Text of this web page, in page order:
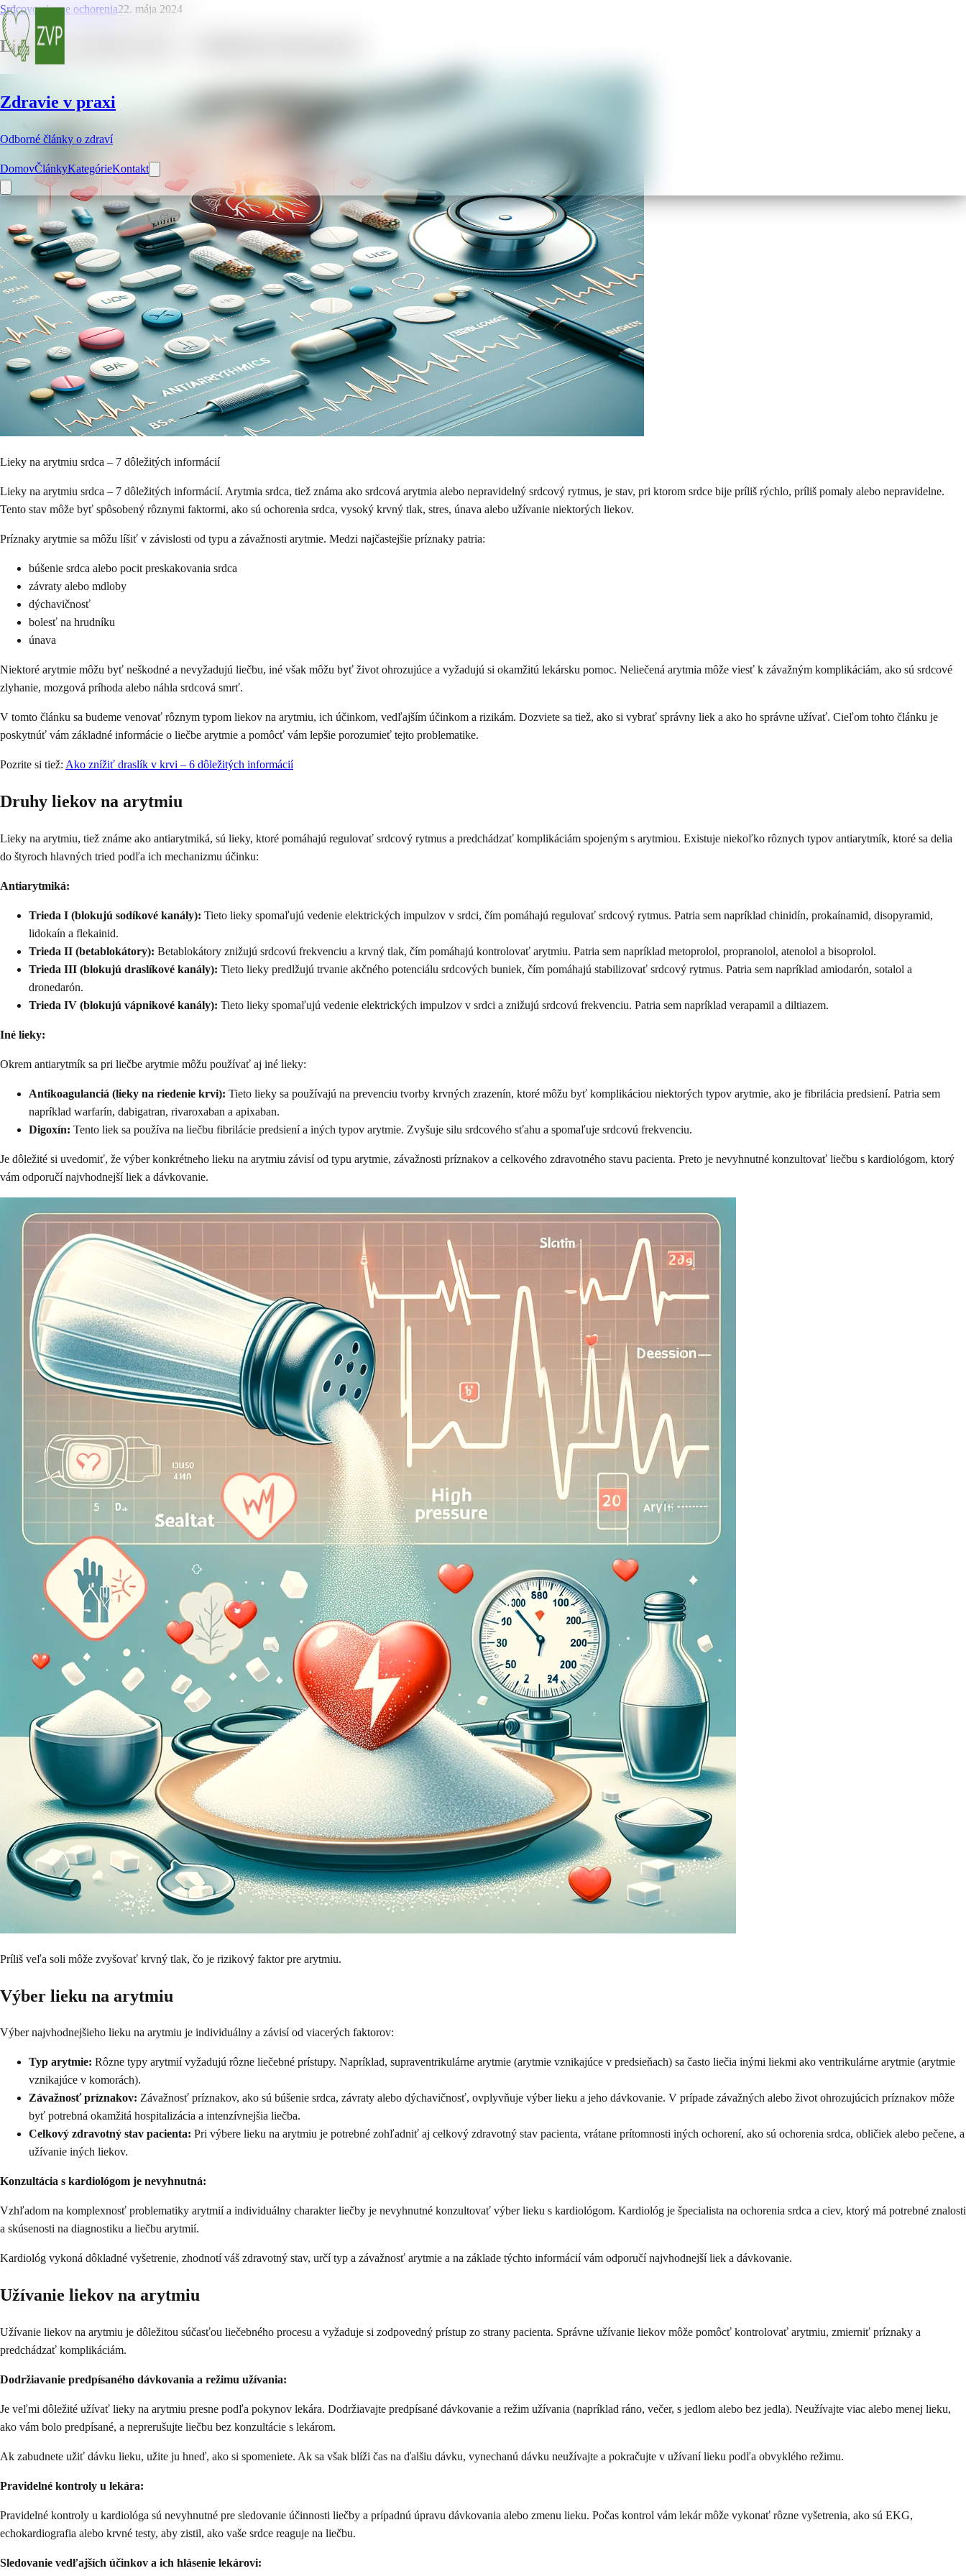
Zdravie v praxi
Odborné články o zdraví
DomovČlánkyKategórieKontakt
Srdcovo cievne ochorenia22. mája 2024
Lieky na arytmiu srdca – 7 dôležitých informácií
Lieky na arytmiu srdca – 7 dôležitých informácií
Lieky na arytmiu srdca – 7 dôležitých informácií. Arytmia srdca, tiež známa ako srdcová arytmia alebo nepravidelný srdcový rytmus, je stav, pri ktorom srdce bije príliš rýchlo, príliš pomaly alebo nepravidelne.
Tento stav môže byť spôsobený rôznymi faktormi, ako sú ochorenia srdca, vysoký krvný tlak, stres, únava alebo užívanie niektorých liekov.
Príznaky arytmie sa môžu líšiť v závislosti od typu a závažnosti arytmie. Medzi najčastejšie príznaky patria:
búšenie srdca alebo pocit preskakovania srdca
závraty alebo mdloby
dýchavičnosť
bolesť na hrudníku
únava
Niektoré arytmie môžu byť neškodné a nevyžadujú liečbu, iné však môžu byť život ohrozujúce a vyžadujú si okamžitú lekársku pomoc. Neliečená arytmia môže viesť k závažným komplikáciám, ako sú srdcové
zlyhanie, mozgová príhoda alebo náhla srdcová smrť.
V tomto článku sa budeme venovať rôznym typom liekov na arytmiu, ich účinkom, vedľajším účinkom a rizikám. Dozviete sa tiež, ako si vybrať správny liek a ako ho správne užívať. Cieľom tohto článku je
poskytnúť vám základné informácie o liečbe arytmie a pomôcť vám lepšie porozumieť tejto problematike.
Pozrite si tiež: Ako znížiť draslík v krvi – 6 dôležitých informácií
Druhy liekov na arytmiu
Lieky na arytmiu, tiež známe ako antiarytmiká, sú lieky, ktoré pomáhajú regulovať srdcový rytmus a predchádzať komplikáciám spojeným s arytmiou. Existuje niekoľko rôznych typov antiarytmík, ktoré sa delia
do štyroch hlavných tried podľa ich mechanizmu účinku:
Antiarytmiká:
Trieda I (blokujú sodíkové kanály): Tieto lieky spomaľujú vedenie elektrických impulzov v srdci, čím pomáhajú regulovať srdcový rytmus. Patria sem napríklad chinidín, prokaínamid, disopyramid,
lidokaín a flekainid.
Trieda II (betablokátory): Betablokátory znižujú srdcovú frekvenciu a krvný tlak, čím pomáhajú kontrolovať arytmiu. Patria sem napríklad metoprolol, propranolol, atenolol a bisoprolol.
Trieda III (blokujú draslíkové kanály): Tieto lieky predlžujú trvanie akčného potenciálu srdcových buniek, čím pomáhajú stabilizovať srdcový rytmus. Patria sem napríklad amiodarón, sotalol a
dronedarón.
Trieda IV (blokujú vápnikové kanály): Tieto lieky spomaľujú vedenie elektrických impulzov v srdci a znižujú srdcovú frekvenciu. Patria sem napríklad verapamil a diltiazem.
Iné lieky:
Okrem antiarytmík sa pri liečbe arytmie môžu používať aj iné lieky:
Antikoagulanciá (lieky na riedenie krvi): Tieto lieky sa používajú na prevenciu tvorby krvných zrazenín, ktoré môžu byť komplikáciou niektorých typov arytmie, ako je fibrilácia predsiení. Patria sem
napríklad warfarín, dabigatran, rivaroxaban a apixaban.
Digoxín: Tento liek sa používa na liečbu fibrilácie predsiení a iných typov arytmie. Zvyšuje silu srdcového sťahu a spomaľuje srdcovú frekvenciu.
Je dôležité si uvedomiť, že výber konkrétneho lieku na arytmiu závisí od typu arytmie, závažnosti príznakov a celkového zdravotného stavu pacienta. Preto je nevyhnutné konzultovať liečbu s kardiológom, ktorý
vám odporučí najvhodnejší liek a dávkovanie.
Príliš veľa soli môže zvyšovať krvný tlak, čo je rizikový faktor pre arytmiu.
Výber lieku na arytmiu
Výber najvhodnejšieho lieku na arytmiu je individuálny a závisí od viacerých faktorov:
Typ arytmie: Rôzne typy arytmií vyžadujú rôzne liečebné prístupy. Napríklad, supraventrikulárne arytmie (arytmie vznikajúce v predsieňach) sa často liečia inými liekmi ako ventrikulárne arytmie (arytmie
vznikajúce v komorách).
Závažnosť príznakov: Závažnosť príznakov, ako sú búšenie srdca, závraty alebo dýchavičnosť, ovplyvňuje výber lieku a jeho dávkovanie. V prípade závažných alebo život ohrozujúcich príznakov môže
byť potrebná okamžitá hospitalizácia a intenzívnejšia liečba.
Celkový zdravotný stav pacienta: Pri výbere lieku na arytmiu je potrebné zohľadniť aj celkový zdravotný stav pacienta, vrátane prítomnosti iných ochorení, ako sú ochorenia srdca, obličiek alebo pečene, a
užívanie iných liekov.
Konzultácia s kardiológom je nevyhnutná:
Vzhľadom na komplexnosť problematiky arytmií a individuálny charakter liečby je nevyhnutné konzultovať výber lieku s kardiológom. Kardiológ je špecialista na ochorenia srdca a ciev, ktorý má potrebné znalosti
a skúsenosti na diagnostiku a liečbu arytmií.
Kardiológ vykoná dôkladné vyšetrenie, zhodnotí váš zdravotný stav, určí typ a závažnosť arytmie a na základe týchto informácií vám odporučí najvhodnejší liek a dávkovanie.
Užívanie liekov na arytmiu
Užívanie liekov na arytmiu je dôležitou súčasťou liečebného procesu a vyžaduje si zodpovedný prístup zo strany pacienta. Správne užívanie liekov môže pomôcť kontrolovať arytmiu, zmierniť príznaky a
predchádzať komplikáciám.
Dodržiavanie predpísaného dávkovania a režimu užívania:
Je veľmi dôležité užívať lieky na arytmiu presne podľa pokynov lekára. Dodržiavajte predpísané dávkovanie a režim užívania (napríklad ráno, večer, s jedlom alebo bez jedla). Neužívajte viac alebo menej lieku,
ako vám bolo predpísané, a neprerušujte liečbu bez konzultácie s lekárom.
Ak zabudnete užiť dávku lieku, užite ju hneď, ako si spomeniete. Ak sa však blíži čas na ďalšiu dávku, vynechanú dávku neužívajte a pokračujte v užívaní lieku podľa obvyklého režimu.
Pravidelné kontroly u lekára:
Pravidelné kontroly u kardiológa sú nevyhnutné pre sledovanie účinnosti liečby a prípadnú úpravu dávkovania alebo zmenu lieku. Počas kontrol vám lekár môže vykonať rôzne vyšetrenia, ako sú EKG,
echokardiografia alebo krvné testy, aby zistil, ako vaše srdce reaguje na liečbu.
Sledovanie vedľajších účinkov a ich hlásenie lekárovi: